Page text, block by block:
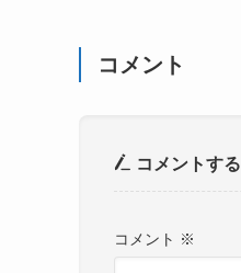
コメント
コメントする
コメント ※